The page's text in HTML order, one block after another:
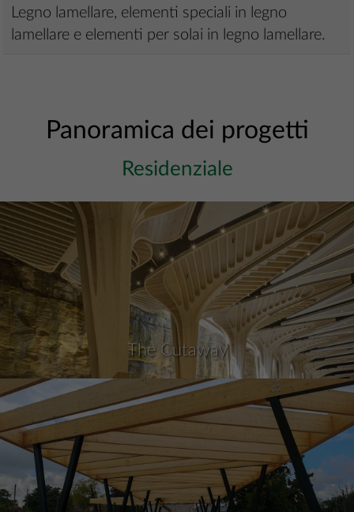
Legno lamellare, elementi speciali in legno
lamellare e elementi per solai in legno lamellare.
Panoramica dei progetti
Residenziale
The Cutaway